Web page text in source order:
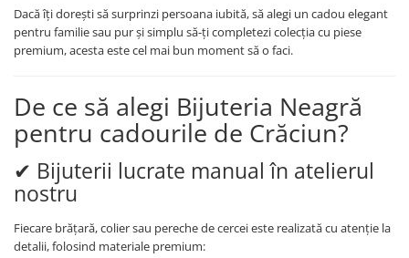
Coliere Transparente cu Pietre
Naturale
Coliere Transparente Diverse
Lănțișoare cu Inimioare
Lănțișoare cu Cruce
Lănțișoare cu Stea
Lănțișoare cu Soare
Lănțișoare cu Semilună
Lănțișoare cu Zodii
Lănțișoare cu Animale
Dacă îți dorești să surprinzi persoana iubită, să alegi un cadou elegant
pentru familie sau pur și simplu să-ți completezi colecția cu piese
premium, acesta este cel mai bun moment să o faci.
De ce să alegi Bijuteria Neagră
pentru cadourile de Crăciun?
✔ Bijuterii lucrate manual în atelierul
nostru
Fiecare brățară, colier sau pereche de cercei este realizată cu atenție la
detalii, folosind materiale premium: